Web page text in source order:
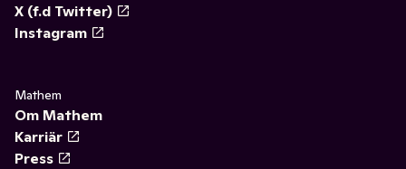
X (f.d Twitter)
Instagram
Mathem
Om Mathem
Karriär
Press